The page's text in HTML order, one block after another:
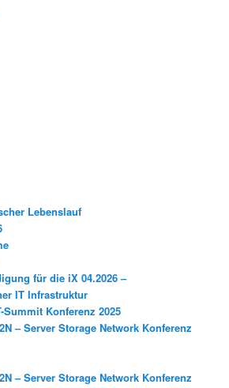
Lebenslauf
für die iX 04.2026 –
IT Infrastruktur
Konferenz 2025
– Server Storage Network Konferenz
– Server Storage Network Konferenz